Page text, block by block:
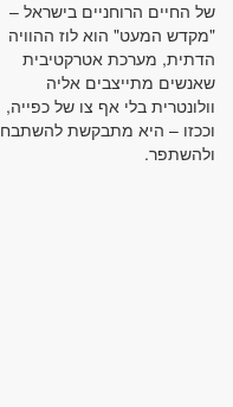
של החיים הרוחניים בישראל –
"מקדש המעט" הוא לוז ההוויה
הדתית, מערכת אטרקטיבית
שאנשים מתייצבים אליה
וולונטרית בלי אף צו של כפייה,
וככזו – היא מתבקשת להשתבח
ולהשתפר.